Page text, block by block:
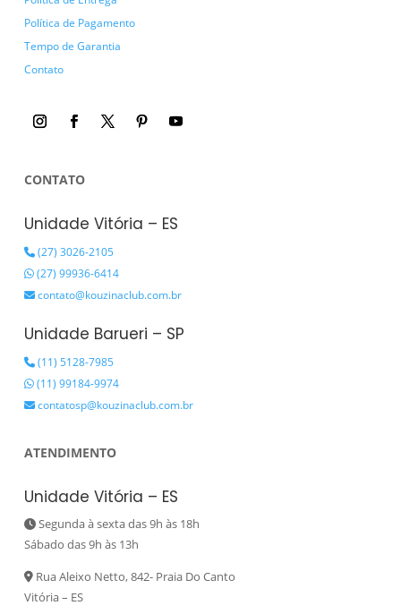
Política de Pagamento
Tempo de Garantia
Contato
CONTATO
Unidade Vitória – ES
(27) 3026-2105
(27) 99936-6414
contato@kouzinaclub.com.br
Unidade Barueri – SP
(11) 5128-7985
(11) 99184-9974
contatosp@kouzinaclub.com.br
ATENDIMENTO
Unidade Vitória – ES
Segunda à sexta das 9h às 18h
Sábado das 9h às 13h
Rua Aleixo Netto, 842- Praia Do Canto
Vitória – ES